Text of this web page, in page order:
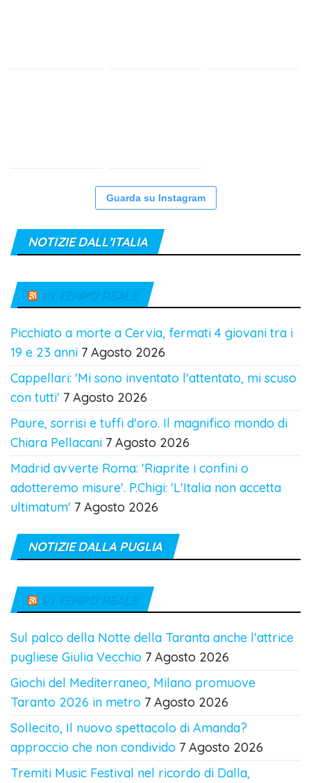
Guarda su Instagram
NOTIZIE DALL’ITALIA
IN TEMPO REALE
Picchiato a morte a Cervia, fermati 4 giovani tra i
19 e 23 anni 7 Agosto 2026
Cappellari: 'Mi sono inventato l'attentato, mi scuso
con tutti' 7 Agosto 2026
Paure, sorrisi e tuffi d'oro. Il magnifico mondo di
Chiara Pellacani 7 Agosto 2026
Madrid avverte Roma: 'Riaprite i confini o
adotteremo misure'. P.Chigi: 'L'Italia non accetta
ultimatum' 7 Agosto 2026
NOTIZIE DALLA PUGLIA
IN TEMPO REALE
Sul palco della Notte della Taranta anche l'attrice
pugliese Giulia Vecchio 7 Agosto 2026
Giochi del Mediterraneo, Milano promuove
Taranto 2026 in metro 7 Agosto 2026
Sollecito, Il nuovo spettacolo di Amanda?
approccio che non condivido 7 Agosto 2026
Tremiti Music Festival nel ricordo di Dalla,